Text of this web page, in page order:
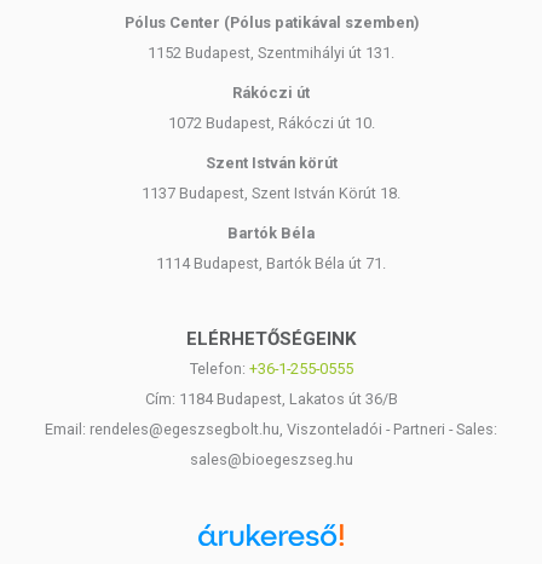
Pólus Center (Pólus patikával szemben)
1152 Budapest, Szentmihályi út 131.
Rákóczi út
1072 Budapest, Rákóczi út 10.
Szent István körút
1137 Budapest, Szent István Körút 18.
Bartók Béla
1114 Budapest, Bartók Béla út 71.
ELÉRHETŐSÉGEINK
Telefon: +36-1-255-0555
Cím: 1184 Budapest, Lakatos út 36/B
Email: rendeles@egeszsegbolt.hu, Viszonteladói - Partneri - Sales:
sales@bioegeszseg.hu